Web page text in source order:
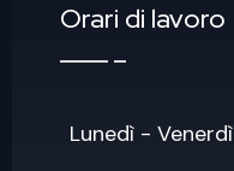
Orari di lavoro
Lunedì - Venerdì